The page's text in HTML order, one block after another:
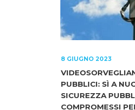
8 GIUGNO 2023
PUBBLICI: SÌ A
SICUREZZA
COMPROMESSI